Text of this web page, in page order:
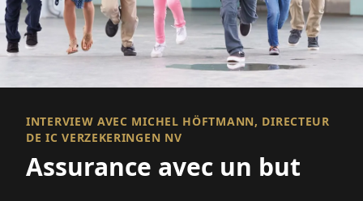
INTERVIEW AVEC MICHEL HÖFTMANN, DIRECTEUR
DE IC VERZEKERINGEN NV
Assurance avec un but